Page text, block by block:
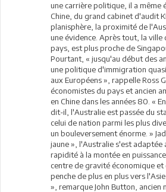
une carrière politique, il a même
Chine, du grand cabinet d'audit
planisphère, la proximité de
une évidence. Après tout, la ville
pays, est plus proche de
Pourtant, « jusqu'au début des
une politique d'immigration
aux Européens », rappelle Ross
économistes du pays et ancien
en Chine dans les années 80. «
dit-il, l'Australie est passée du
celui de nation parmi les plus
un bouleversement énorme. »
jaune », l'Australie s'est adaptée
rapidité à la montée en
centre de gravité économique
penche de plus en plus vers
», remarque John Button, ancien